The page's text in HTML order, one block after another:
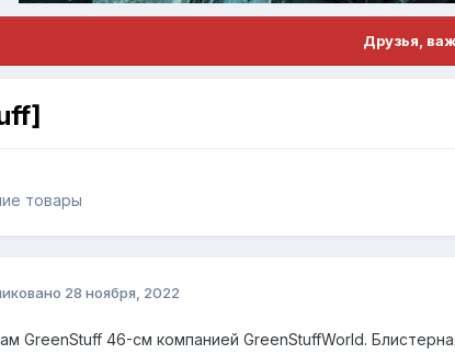
Друзья,
товары
28 ноября, 2022
GreenStuff 46-см компанией GreenStuffWorld.